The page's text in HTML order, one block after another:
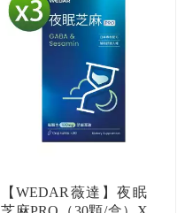
【WEDAR薇達】夜眠